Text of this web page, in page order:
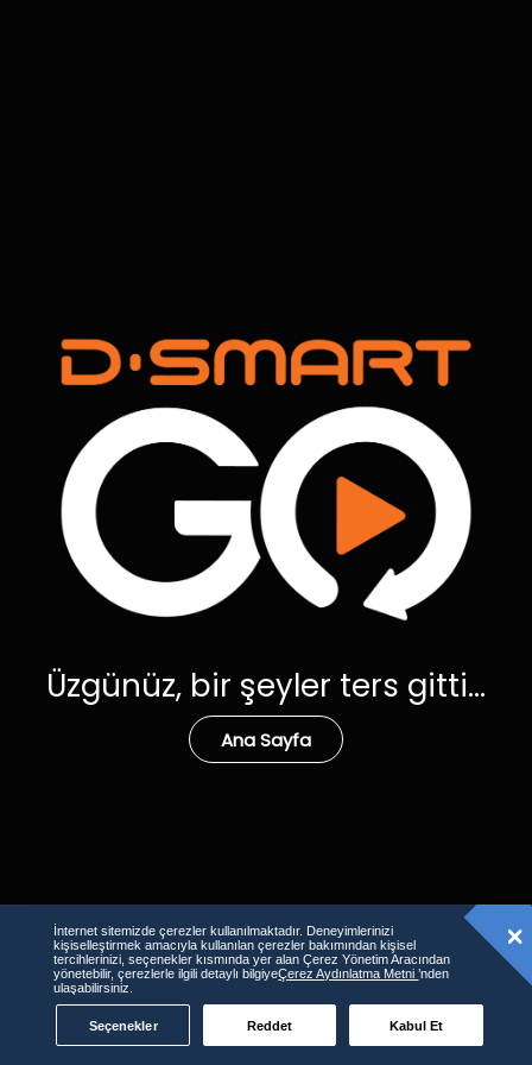
Üzgünüz, bir şeyler ters gitti...
Ana Sayfa
İnternet sitemizde çerezler kullanılmaktadır. Deneyimlerinizi
kişiselleştirmek amacıyla kullanılan çerezler bakımından kişisel
tercihlerinizi, seçenekler kısmında yer alan Çerez Yönetim Aracından
yönetebilir, çerezlerle ilgili detaylı bilgiyeÇerez Aydınlatma Metni’nden
ulaşabilirsiniz.
Seçenekler Reddet Kabul Et